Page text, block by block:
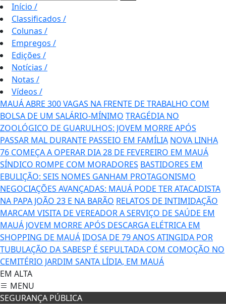
Início /
Classificados /
Colunas /
Empregos /
Edições /
Notícias /
Notas /
Vídeos /
MAUÁ ABRE 300 VAGAS NA FRENTE DE TRABALHO COM
BOLSA DE UM SALÁRIO-MÍNIMO TRAGÉDIA NO
ZOOLÓGICO DE GUARULHOS: JOVEM MORRE APÓS
PASSAR MAL DURANTE PASSEIO EM FAMÍLIA NOVA LINHA
76 COMEÇA A OPERAR DIA 28 DE FEVEREIRO EM MAUÁ
SÍNDICO ROMPE COM MORADORES BASTIDORES EM
EBULIÇÃO: SEIS NOMES GANHAM PROTAGONISMO
NEGOCIAÇÕES AVANÇADAS: MAUÁ PODE TER ATACADISTA
NA PAPA JOÃO 23 E NA BARÃO RELATOS DE INTIMIDAÇÃO
MARCAM VISITA DE VEREADOR A SERVIÇO DE SAÚDE EM
MAUÁ JOVEM MORRE APÓS DESCARGA ELÉTRICA EM
SHOPPING DE MAUÁIDOSA DE 79 ANOS ATINGIDA POR
TUBULAÇÃO DA SABESP É SEPULTADA COM COMOÇÃO NO
CEMITÉRIO JARDIM SANTA LÍDIA, EM MAUÁ
EM ALTA
MENU
SEGURANÇA PÚBLICA